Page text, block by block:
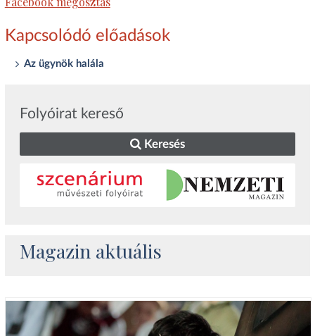
Kapcsolódó előadások
Az ügynök halála
Folyóirat kereső
Keresés
Magazin aktuális